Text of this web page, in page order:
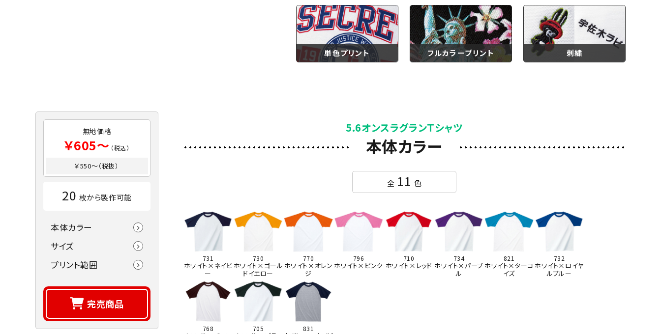
単色プリント フルカラープリント 刺繍
無地価格
￥605～ （税込）
￥550～（税抜）
20 枚から製作可能
本体カラー
サイズ
プリント範囲
完売商品
5.6オンスラグランＴシャツ
本体カラー
全 11 色
731
ホワイト×ネイビ
ー
730
ホワイト×ゴール
ドイエロー
770
ホワイト×オレン
ジ
796
ホワイト×ピンク
710
ホワイト×レッド
734
ホワイト×パープ
ル
821
ホワイト×ターコ
イズ
732
ホワイト×ロイヤ
ルブルー
768 705 831